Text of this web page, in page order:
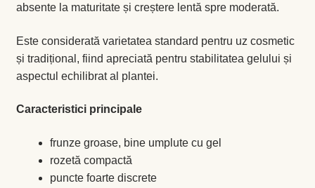
absente la maturitate și creștere lentă spre moderată.
Este considerată varietatea standard pentru uz cosmetic
și tradițional, fiind apreciată pentru stabilitatea gelului și
aspectul echilibrat al plantei.
Caracteristici principale
frunze groase, bine umplute cu gel
rozetă compactă
puncte foarte discrete